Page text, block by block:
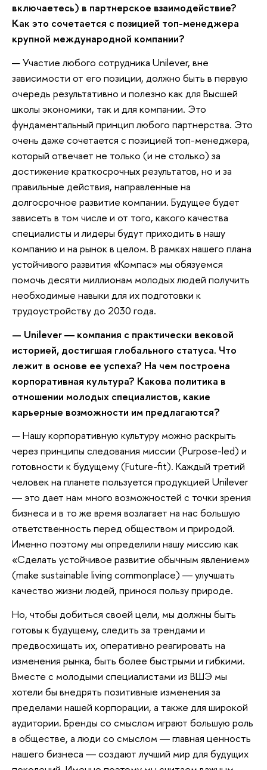
включаетесь) в партнерское взаимодействие?
Как это сочетается с позицией топ-менеджера
крупной международной компании?
— Участие любого сотрудника Unilever, вне
зависимости от его позиции, должно быть в первую
очередь результативно и полезно как для Высшей
школы экономики, так и для компании. Это
фундаментальный принцип любого партнерства. Это
очень даже сочетается с позицией топ-менеджера,
который отвечает не только (и не столько) за
достижение краткосрочных результатов, но и за
правильные действия, направленные на
долгосрочное развитие компании. Будущее будет
зависеть в том числе и от того, какого качества
специалисты и лидеры будут приходить в нашу
компанию и на рынок в целом. В рамках нашего плана
устойчивого развития «Компас» мы обязуемся
помочь десяти миллионам молодых людей получить
необходимые навыки для их подготовки к
трудоустройству до 2030 года.
— Unilever ― компания с практически вековой
историей, достигшая глобального статуса. Что
лежит в основе ее успеха? На чем построена
корпоративная культура? Какова политика в
отношении молодых специалистов, какие
карьерные возможности им предлагаются?
— Нашу корпоративную культуру можно раскрыть
через принципы следования миссии (Purpose-led) и
готовности к будущему (Future-fit). Каждый третий
человек на планете пользуется продукцией Unilever
― это дает нам много возможностей с точки зрения
бизнеса и в то же время возлагает на нас большую
ответственность перед обществом и природой.
Именно поэтому мы определили нашу миссию как
«Сделать устойчивое развитие обычным явлением»
(make sustainable living commonplace) ― улучшать
качество жизни людей, принося пользу природе.
Но, чтобы добиться своей цели, мы должны быть
готовы к будущему, следить за трендами и
предвосхищать их, оперативно реагировать на
изменения рынка, быть более быстрыми и гибкими.
Вместе с молодыми специалистами из ВШЭ мы
хотели бы внедрять позитивные изменения за
пределами нашей корпорации, а также для широкой
аудитории. Бренды со смыслом играют большую роль
в обществе, а люди со смыслом ― главная ценность
нашего бизнеса ― создают лучший мир для будущих